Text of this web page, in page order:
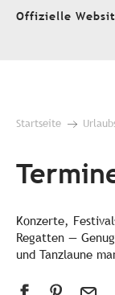
AllerOffizielle
Startseite
Konzerte,
Regatten —
und Tanzlaune